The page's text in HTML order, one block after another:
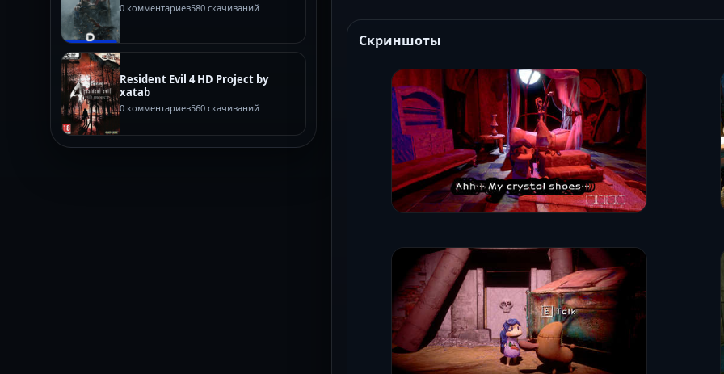
0 комментариев580 скачиваний
Resident Evil 4 HD Project by
xatab
0 комментариев560 скачиваний
Скриншоты